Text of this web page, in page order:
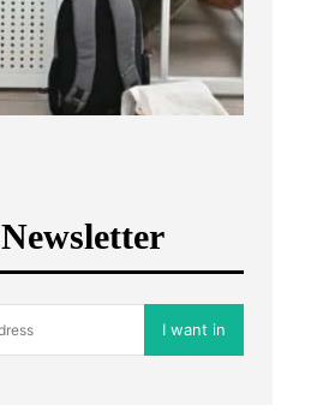
Newsletter
I want in